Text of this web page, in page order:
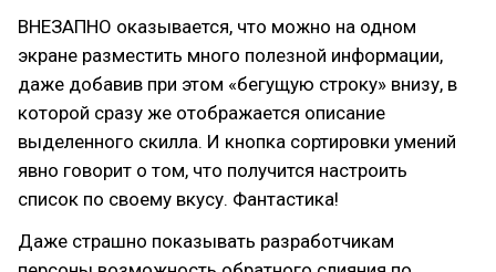
ВНЕЗАПНО оказывается, что можно на одном
экране разместить много полезной информации,
даже добавив при этом «бегущую строку» внизу, в
которой сразу же отображается описание
выделенного скилла. И кнопка сортировки умений
явно говорит о том, что получится настроить
список по своему вкусу. Фантастика!
Даже страшно показывать разработчикам